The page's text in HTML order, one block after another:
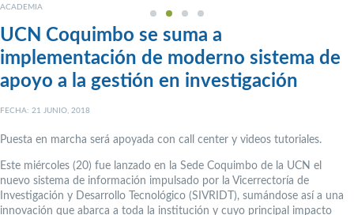
ACADEMIA
UCN Coquimbo se suma a
implementación de moderno sistema de
apoyo a la gestión en investigación
FECHA: 21 JUNIO, 2018
Puesta en marcha será apoyada con call center y videos tutoriales.
Este miércoles (20) fue lanzado en la Sede Coquimbo de la UCN el
nuevo sistema de información impulsado por la Vicerrectoría de
Investigación y Desarrollo Tecnológico (SIVRIDT), sumándose así a una
innovación que abarca a toda la institución y cuyo principal impacto